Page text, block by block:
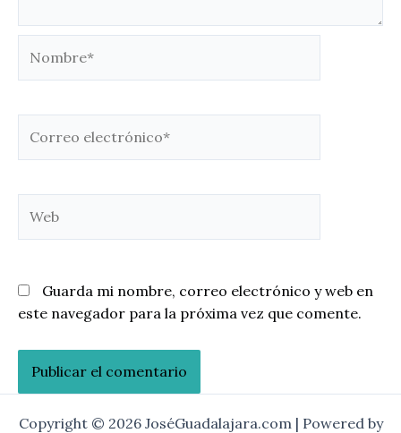
electrónico*
Guarda mi nombre, correo electrónico y web en
este navegador para la próxima vez que comente.
Copyright © 2026 JoséGuadalajara.com | Powered by